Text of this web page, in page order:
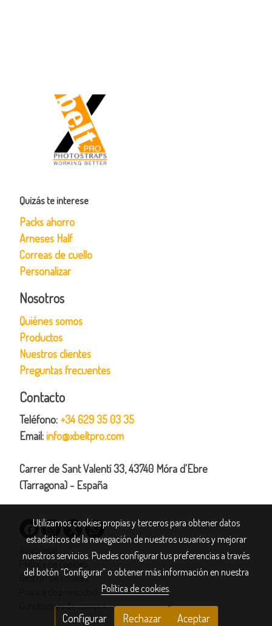
Quizás te interese
Packs ahorro
Arneses Half
Correas de cuello
Personalizar
Nosotros
Quiénes somos
Productos
Nuestros clientes
Preguntas frecuentes
Contacto
Teléfono: +34 629 35 03 35
Email:info@xbeltpro.com
Carrer de Sant Valentí 33, 43740 Móra d'Ebre
(Tarragona) - España
Aviso legal
Gestión de cookies
Condiciones de compra
Utilizamos cookies propias y terceros para obtener datos
estadísticos de la navegación de nuestros usuarios y mejorar
nuestros servicios. Puedes configurar tus preferencias a través
del botón “Configurar” o obtener más información en nuestra
Política de cookies.
Configurar Rechazar Aceptar